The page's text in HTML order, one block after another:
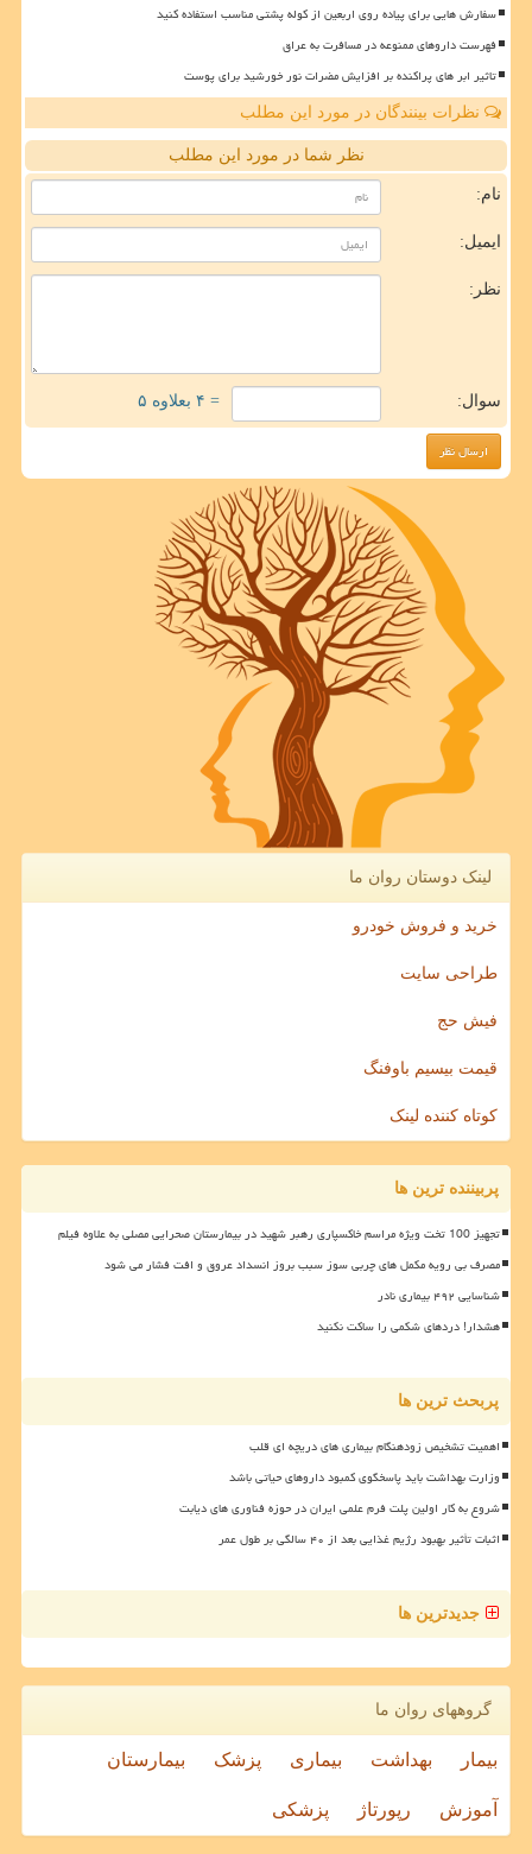
سفارش هایی برای پیاده روی اربعین از کوله پشتی مناسب استفاده کنید
فهرست داروهای ممنوعه در مسافرت به عراق
تاثیر ابر های پراکنده بر افزایش مضرات نور خورشید برای پوست
نظرات بینندگان در مورد این مطلب
نظر شما در مورد این مطلب
نام:
ایمیل:
نظر:
سوال: = ۴ بعلاوه ۵
لینک دوستان روان ما
خرید و فروش خودرو
طراحی سایت
فیش حج
قیمت بیسیم باوفنگ
کوتاه کننده لینک
پربیننده ترین ها
تجهیز 100 تخت ویژه مراسم خاکسپاری رهبر شهید در بیمارستان صحرایی مصلی به علاوه فیلم
مصرف بی رویه مکمل های چربی سوز سبب بروز انسداد عروق و افت فشار می شود
شناسایی ۴۹۲ بیماری نادر
هشدار! دردهای شکمی را ساکت نکنید
پربحث ترین ها
اهمیت تشخیص زودهنگام بیماری های دریچه ای قلب
وزارت بهداشت باید پاسخگوی کمبود داروهای حیاتی باشد
شروع به کار اولین پلت فرم علمی ایران در حوزه فناوری های دیابت
اثبات تأثیر بهبود رژیم غذایی بعد از ۴۰ سالگی بر طول عمر
جدیدترین ها
گروههای روان ما
بیمار بهداشت بیماری پزشک بیمارستان
آموزش رپورتاژ پزشکی